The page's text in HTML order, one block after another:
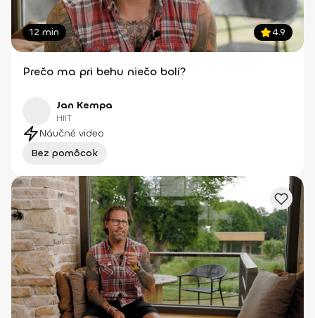
12 min 4.9
Prečo ma pri behu niečo bolí?
Jan Kempa
HIIT
Náučné video
Bez pomôcok